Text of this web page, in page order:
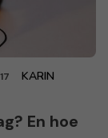
KARIN
En hoe